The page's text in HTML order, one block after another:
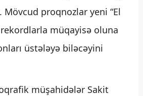
Mövcud proqnozlar yeni “El
müqayisə oluna
üstələyə biləcəyini
müşahidələr Sakit